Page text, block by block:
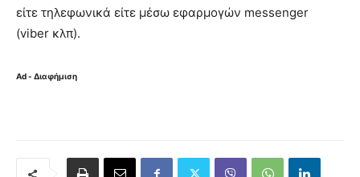
είτε τηλεφωνικά είτε μέσω εφαρμογών messenger
(viber κλπ).
Ad - Διαφήμιση